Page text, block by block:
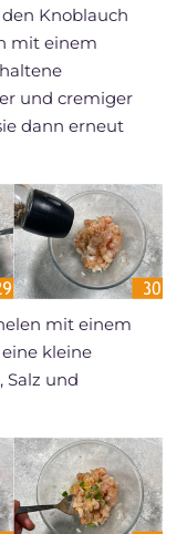
Knoblauch
mit einem
und cremiger
dann erneut
mit einem
kleine
, Salz und